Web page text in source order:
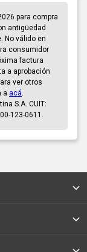
para compra
antigüedad
No válido en
consumidor
factura
a aprobación
ver otros
a acá
S.A. CUIT:
123-0611.